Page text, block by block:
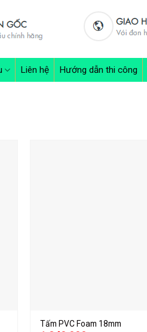
Liên hệ Hướng dẫn thi công
Tấm PVC Foam 18mm